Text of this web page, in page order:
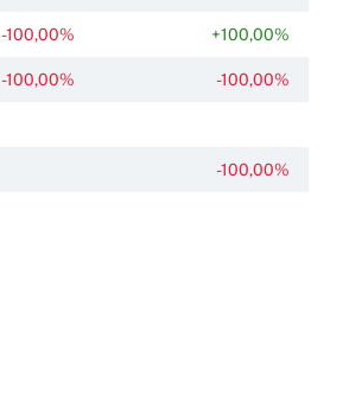
-100,00% +100,00%
-100,00% -100,00%
-100,00%